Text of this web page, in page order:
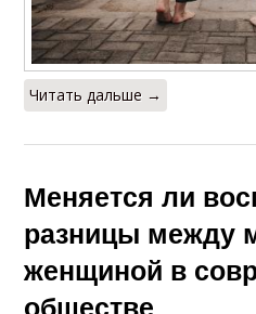
Читать дальше →
Меняется ли
разницы между
женщиной в
обществе